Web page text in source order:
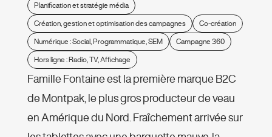
Planification et stratégie média
Création, gestion et optimisation des campagnes Co-création
Numérique : Social, Programmatique, SEM Campagne 360
Hors ligne : Radio, TV, Affichage
Famille Fontaine est la première marque B2C
de Montpak, le plus gros producteur de veau
en Amérique du Nord. Fraîchement arrivée sur